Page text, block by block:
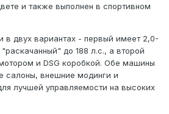
и также выполнен в спортивном
в двух вариантах - первый имеет 2,0-
до 188 л.с., а второй
и DSG коробкой. Обе машины
салоны, внешние модинги и
лучшей управляемости на высоких